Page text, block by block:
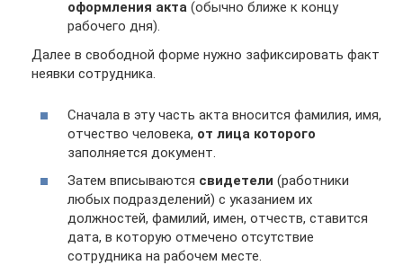
оформления акта (обычно ближе к концу
рабочего дня).
Далее в свободной форме нужно зафиксировать факт
неявки сотрудника.
Сначала в эту часть акта вносится фамилия, имя,
отчество человека, от лица которого
заполняется документ.
Затем вписываются свидетели (работники
любых подразделений) с указанием их
должностей, фамилий, имен, отчеств, ставится
дата, в которую отмечено отсутствие
сотрудника на рабочем месте.